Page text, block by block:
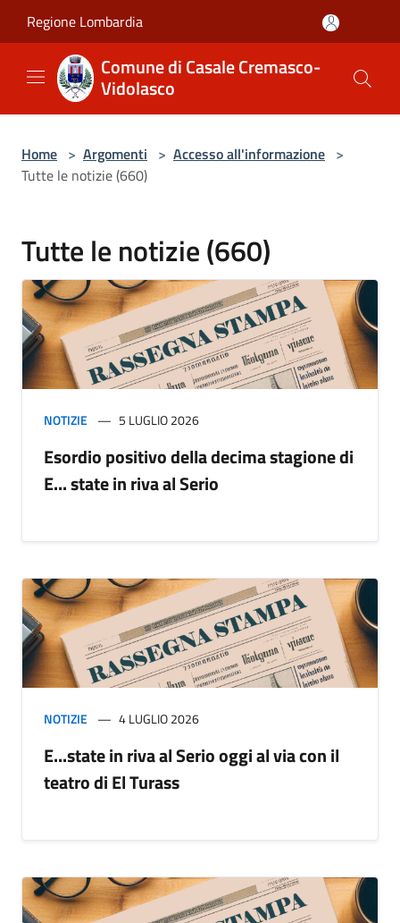
Regione Lombardia
Comune di Casale Cremasco-
Vidolasco
Home > Argomenti > Accesso all'informazione >
Tutte le notizie (660)
Tutte le notizie (660)
NOTIZIE 5 LUGLIO 2026
Esordio positivo della decima stagione di
E... state in riva al Serio
NOTIZIE 4 LUGLIO 2026
E...state in riva al Serio oggi al via con il
teatro di El Turass